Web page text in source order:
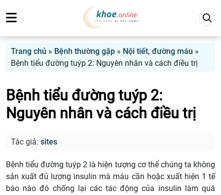
Trang chủ » Bệnh thường gặp » Nội tiết, đường máu »
Bệnh tiểu đường tuýp 2: Nguyên nhân và cách điều trị
Bệnh tiểu đường tuýp 2:
Nguyên nhân và cách điều trị
Tác giả: sites
Bệnh tiểu đường tuýp 2 là hiện tượng cơ thể chúng ta không
sản xuất đủ lượng insulin mà máu cần hoặc xuất hiện 1 tế
bào nào đó chống lại các tác động của insulin làm quá